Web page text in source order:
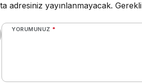
adresiniz yayınlanmayacak.
YORUMUNUZ *